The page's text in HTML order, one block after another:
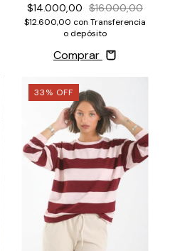
$14.000,00 $16.000,00
$12.600,00 con Transferencia
o depósito
Comprar
33% OFF